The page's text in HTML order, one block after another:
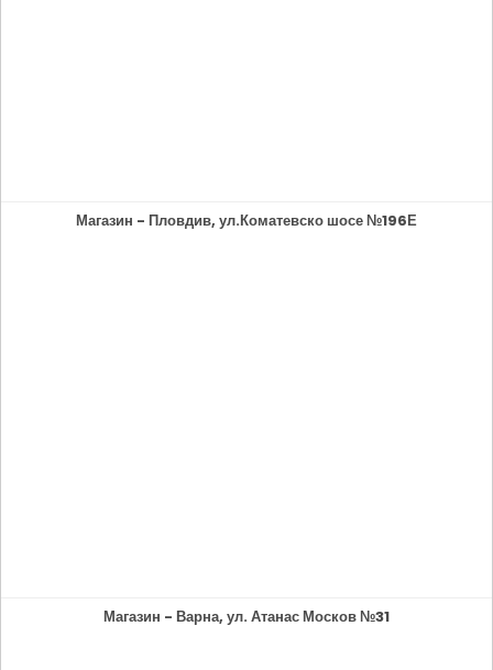
Магазин - Пловдив, ул.Коматевско шосе №196Е
Магазин - Варна, ул. Атанас Москов №31